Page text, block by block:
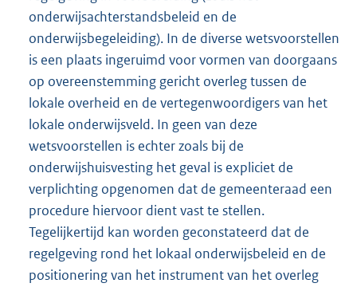
onderwijsachterstandsbeleid en de
onderwijsbegeleiding). In de diverse wetsvoorstellen
is een plaats ingeruimd voor vormen van doorgaans
op overeenstemming gericht overleg tussen de
lokale overheid en de vertegenwoordigers van het
lokale onderwijsveld. In geen van deze
wetsvoorstellen is echter zoals bij de
onderwijshuisvesting het geval is expliciet de
verplichting opgenomen dat de gemeenteraad een
procedure hiervoor dient vast te stellen.
Tegelijkertijd kan worden geconstateerd dat de
regelgeving rond het lokaal onderwijsbeleid en de
positionering van het instrument van het overleg